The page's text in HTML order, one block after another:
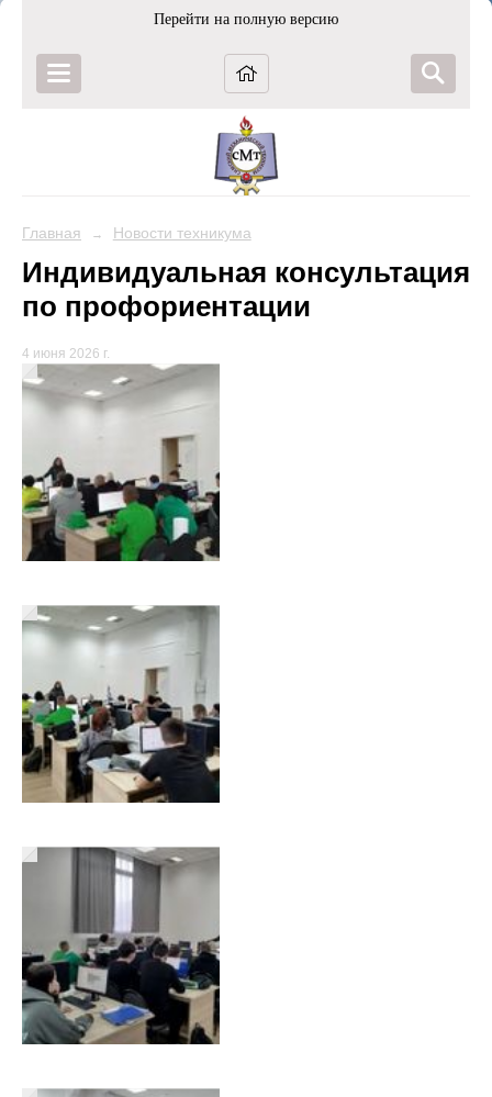
Перейти на полную версию
Главная → Новости техникума
Индивидуальная консультация
по профориентации
4 июня 2026 г.